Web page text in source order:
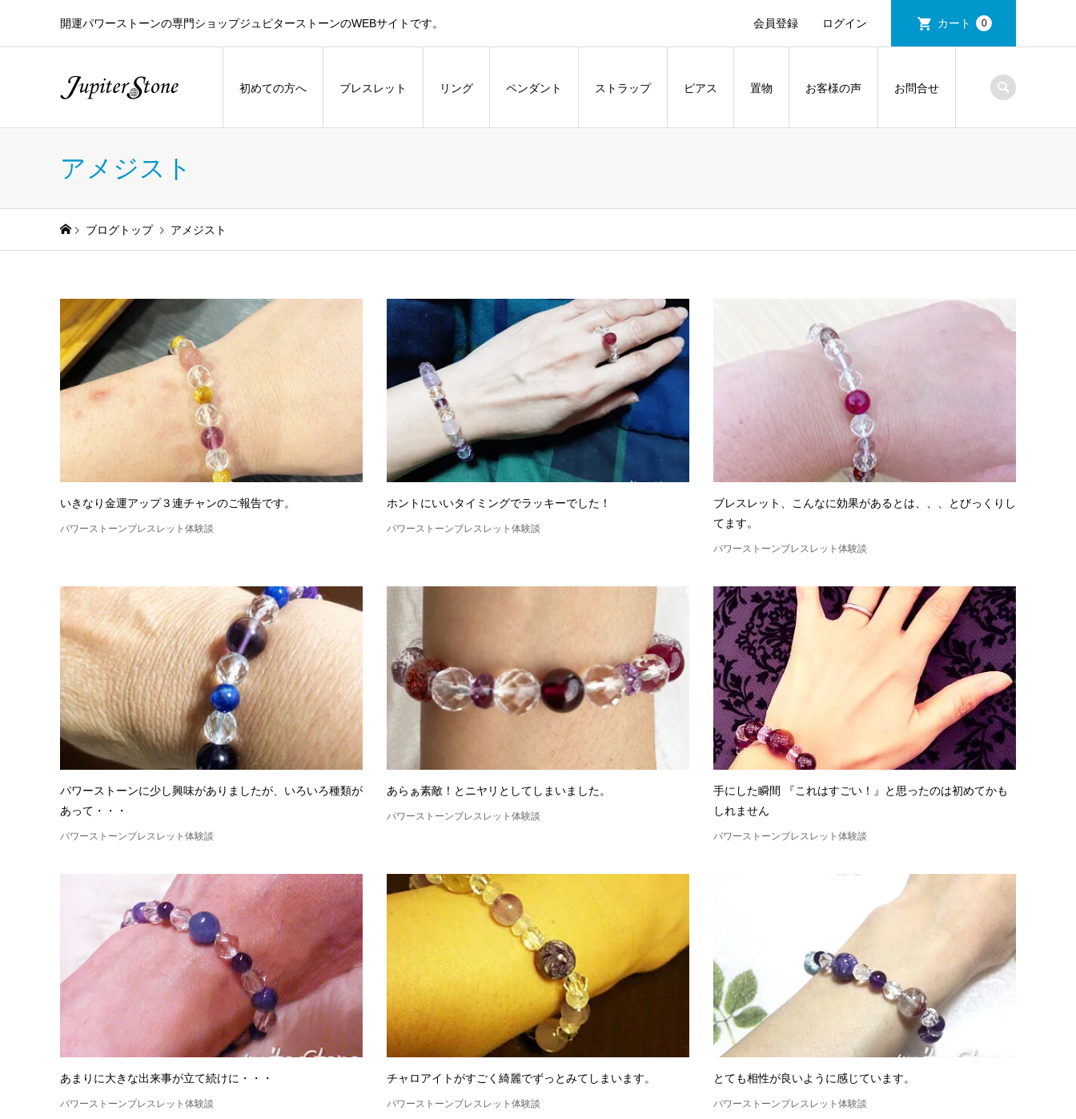
開運パワーストーンの専門ショップジュピターストーンのWEBサイトです。 会員登録 ログイン カート 0
初めての方へ ブレスレット リング ペンダント ストラップ ピアス 置物 お客様の声 お問合せ
アメジスト
ブログトップ アメジスト
いきなり金運アップ３連チャンのご報告です。
パワーストーンブレスレット体験談
ホントにいいタイミングでラッキーでした！
パワーストーンブレスレット体験談
ブレスレット、こんなに効果があるとは、、、とびっくりし
てます。
パワーストーンブレスレット体験談
パワーストーンに少し興味がありましたが、いろいろ種類が
あって・・・
パワーストーンブレスレット体験談
あらぁ素敵！とニヤリとしてしまいました。
パワーストーンブレスレット体験談
手にした瞬間 『これはすごい！』と思ったのは初めてかも
しれません
パワーストーンブレスレット体験談
あまりに大きな出来事が立て続けに・・・
パワーストーンブレスレット体験談
チャロアイトがすごく綺麗でずっとみてしまいます。
パワーストーンブレスレット体験談
とても相性が良いように感じています。
パワーストーンブレスレット体験談